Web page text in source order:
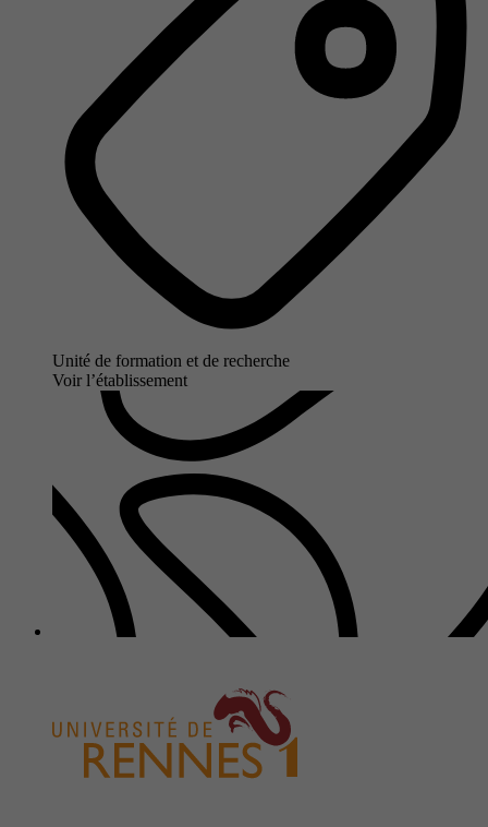
Unité de formation et de recherche
Voir l’établissement